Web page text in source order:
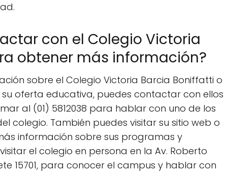
con el Colegio Victoria
obtener más información?
sobre el Colegio Victoria Barcia Boniffatti o
oferta educativa, puedes contactar con ellos
al (01) 5812038 para hablar con uno de los
colegio. También puedes visitar su sitio web o
información sobre sus programas y
el colegio en persona en la Av. Roberto
15701, para conocer el campus y hablar con